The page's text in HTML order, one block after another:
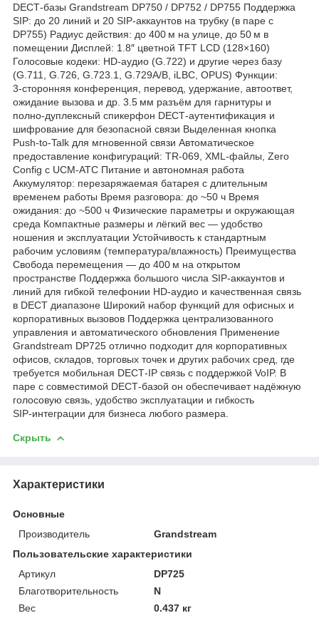
DECT‑базы Grandstream DP750 / DP752 / DP755 Поддержка
SIP: до 20 линий и 20 SIP‑аккаунтов на трубку (в паре с
DP755) Радиус действия: до 400 м на улице, до 50 м в
помещении Дисплей: 1.8″ цветной TFT LCD (128×160)
Голосовые кодеки: HD‑аудио (G.722) и другие через базу
(G.711, G.726, G.723.1, G.729A/B, iLBC, OPUS) Функции:
3‑сторонняя конференция, перевод, удержание, автоответ,
ожидание вызова и др. 3.5 мм разъём для гарнитуры и
полно‑дуплексный спикерфон DECT‑аутентификация и
шифрование для безопасной связи Выделенная кнопка
Push‑to‑Talk для мгновенной связи Автоматическое
предоставление конфигураций: TR‑069, XML‑файлы, Zero
Config с UCM‑АТС Питание и автономная работа
Аккумулятор: перезаряжаемая батарея с длительным
временем работы Время разговора: до ~50 ч Время
ожидания: до ~500 ч Физические параметры и окружающая
среда Компактные размеры и лёгкий вес — удобство
ношения и эксплуатации Устойчивость к стандартным
рабочим условиям (температура/влажность) Преимущества
Свобода перемещения — до 400 м на открытом
пространстве Поддержка большого числа SIP‑аккаунтов и
линий для гибкой телефонии HD‑аудио и качественная связь
в DECT диапазоне Широкий набор функций для офисных и
корпоративных вызовов Поддержка централизованного
управления и автоматического обновления Применение
Grandstream DP725 отлично подходит для корпоративных
офисов, складов, торговых точек и других рабочих сред, где
требуется мобильная DECT‑IP связь с поддержкой VoIP. В
паре с совместимой DECT‑базой он обеспечивает надёжную
голосовую связь, удобство эксплуатации и гибкость
SIP‑интеграции для бизнеса любого размера.
Скрыть
Характеристики
Основные
Производитель
Grandstream
Пользовательские характеристики
Артикул
DP725
Благотворительность
N
Вес
0.437 кг